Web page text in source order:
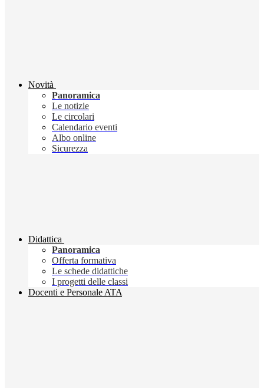
Novità
Panoramica
Le notizie
Le circolari
Calendario eventi
Albo online
Sicurezza
Didattica
Panoramica
Offerta formativa
Le schede didattiche
I progetti delle classi
Docenti e Personale ATA